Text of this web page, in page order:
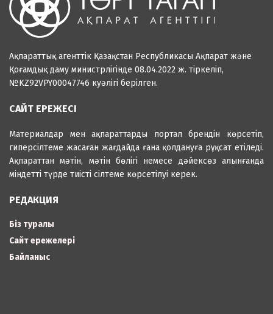
Ақпараттық агенттік Қазақстан Республикасы Ақпарат және
Қоғамдық даму министрлігінде 08.04.2022 ж. тіркеліп,
№KZ92VPY00047746 куәлігі берілген.
САЙТ ЕРЕЖЕСІ
Материалдар мен ақпараттарды портал брендін көрсетіп,
гиперсілтеме жасаған жағдайда ғана қолдануға рұқсат етіледі.
Ақпараттан мәтін, мәтін бөлігі немесе дәйексөз алынғанда
міндетті түрде тиісті сілтеме көрсетілуі керек.
РЕДАКЦИЯ
Біз туралы
Сайт ережелері
Байланыс